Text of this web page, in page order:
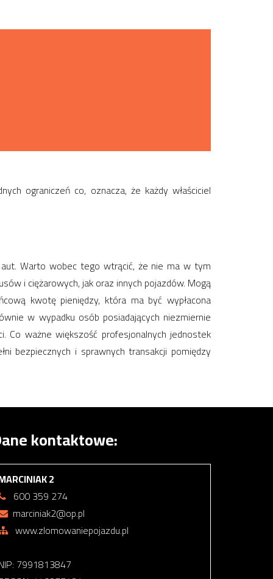
ograniczeń co, oznacza, że każdy właściciel
Warto wobec tego wtrącić, że nie ma w tym
i ciężarowych, jak oraz innych pojazdów. Mogą
kwotę pieniędzy, która ma być wypłacona
w wypadku osób posiadających niezmiernie
Co ważne większość profesjonalnych jednostek
bezpiecznych i sprawnych transakcji pomiędzy
kontaktowe:
2
600 359 274
marciniak2@op.pl
www.zlomowaniepojazdu.pl
7991813847